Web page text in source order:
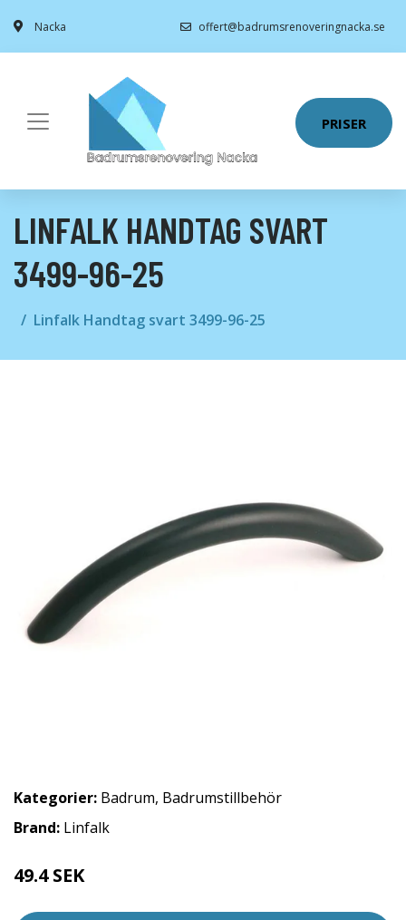
Nacka offert@badrumsrenoveringnacka.se
PRISER
LINFALK HANDTAG SVART
3499-96-25
Linfalk Handtag svart 3499-96-25
Kategorier: Badrum, Badrumstillbehör
Brand: Linfalk
49.4 SEK